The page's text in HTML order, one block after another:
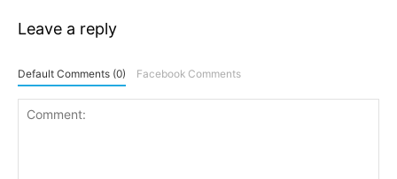
Leave a reply
Default Comments (0) Facebook Comments